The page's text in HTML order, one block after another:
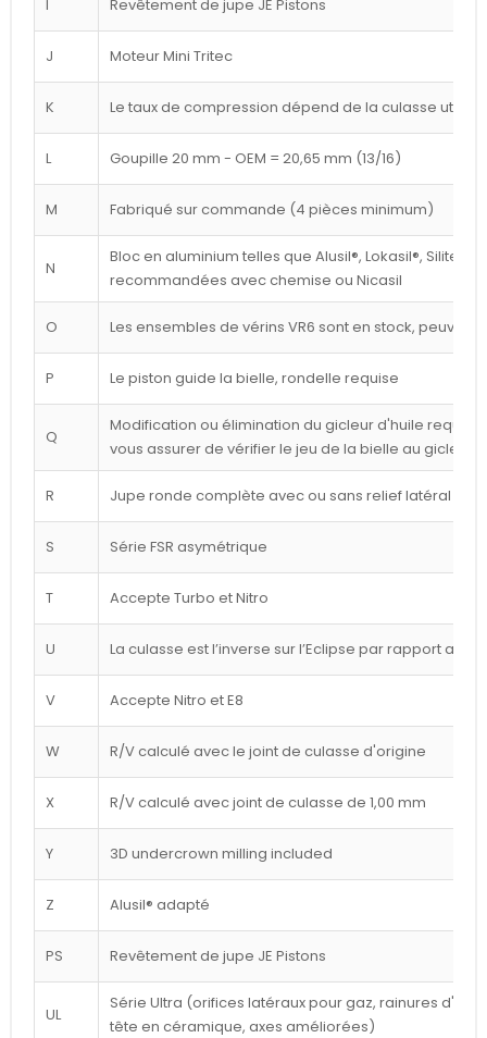
I Revêtement de jupe JE Pistons
J Moteur Mini Tritec
K Le taux de compression dépend de la culasse
L Goupille 20 mm - OEM = 20,65 mm (13/16)
M Fabriqué sur commande (4 pièces minimum)
N
Bloc en aluminium telles que Alusil®, Lokasil®, Silitec®,
recommandées avec chemise ou Nicasil
O Les ensembles de vérins VR6 sont en stock, peuvent
P Le piston guide la bielle, rondelle requise
Q
Modification ou élimination du gicleur d'huile
vous assurer de vérifier le jeu de la bielle au gicleur
R Jupe ronde complète avec ou sans relief latéral
S Série FSR asymétrique
T Accepte Turbo et Nitro
U La culasse est l’inverse sur l’Eclipse par rapport au
V Accepte Nitro et E8
W R/V calculé avec le joint de culasse d'origine
X R/V calculé avec joint de culasse de 1,00 mm
Y 3D undercrown milling included
Z Alusil® adapté
PS Revêtement de jupe JE Pistons
UL
Série Ultra (orifices latéraux pour gaz, rainures
tête en céramique, axes améliorées)